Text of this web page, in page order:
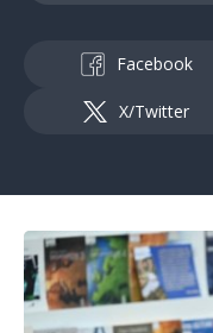
Facebook
X/Twitter